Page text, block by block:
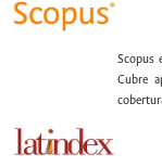
Scopus
Cubre